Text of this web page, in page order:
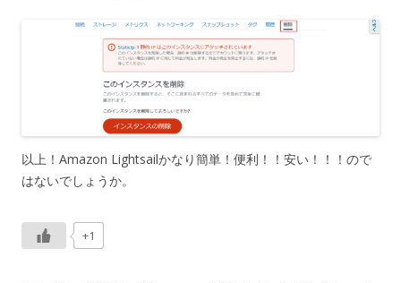
以上！Amazon Lightsailかなり簡単！便利！！安い！！！ので
はないでしょうか。
+1